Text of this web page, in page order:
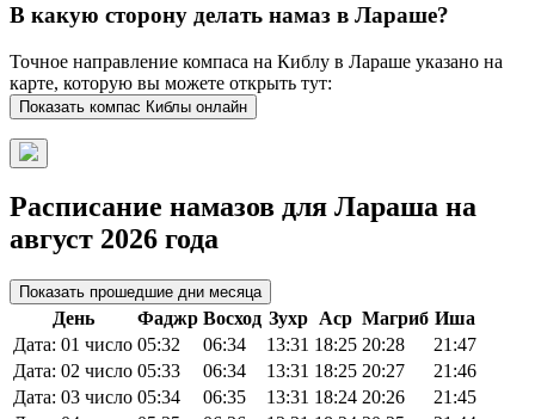
В какую сторону делать намаз в Лараше?
Точное направление компаса на Киблу в Лараше указано на
карте, которую вы можете открыть тут:
Показать компас Киблы онлайн
Расписание намазов для Лараша на
август 2026 года
Показать прошедшие дни месяца
День Фаджр Восход Зухр Аср Магриб Иша
Дата: 01 число 05:32 06:34 13:31 18:25 20:28
21:47
Дата: 02 число 05:33 06:34 13:31 18:25 20:27
21:46
Дата: 03 число 05:34 06:35 13:31 18:24 20:26
21:45